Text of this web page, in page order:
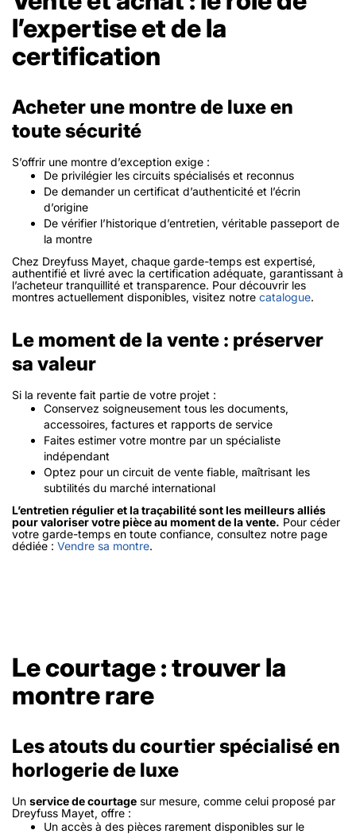
l’expertise et de la
certification
Acheter une montre de luxe en
toute sécurité
S’offrir une montre d’exception exige :
De privilégier les circuits spécialisés et reconnus
De demander un certificat d’authenticité et l’écrin
d’origine
De vérifier l’historique d’entretien, véritable passeport de
la montre
Chez Dreyfuss Mayet, chaque garde-temps est expertisé,
authentifié et livré avec la certification adéquate, garantissant à
l’acheteur tranquillité et transparence. Pour découvrir les
montres actuellement disponibles, visitez notre catalogue.
Le moment de la vente : préserver
sa valeur
Si la revente fait partie de votre projet :
Conservez soigneusement tous les documents,
accessoires, factures et rapports de service
Faites estimer votre montre par un spécialiste
indépendant
Optez pour un circuit de vente fiable, maîtrisant les
subtilités du marché international
L’entretien régulier et la traçabilité sont les meilleurs alliés
pour valoriser votre pièce au moment de la vente. Pour céder
votre garde-temps en toute confiance, consultez notre page
dédiée : Vendre sa montre.
Le courtage : trouver la
montre rare
Les atouts du courtier spécialisé en
horlogerie de luxe
Un service de courtage sur mesure, comme celui proposé par
Dreyfuss Mayet, offre :
Un accès à des pièces rarement disponibles sur le